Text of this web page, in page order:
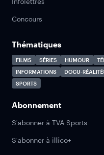
Concours
Thématiques
FILMS SÉRIES HUMOUR
INFORMATIONS
DOCU-
SPORTS
Abonnement
S'abonner à TVA Sports
S'abonner à illico+